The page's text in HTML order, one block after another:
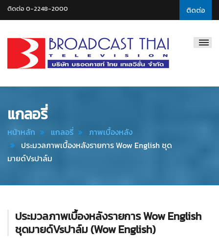
ติดต่อ
ติดต่อ 0-2248-2000
Thai
แกลอรี่
หน้าหลัก แกลอรี่
ภาพเบื้องหลัง
ประมวลภาพเบื้องหลังรายการ Wow English ชุด
มายด์Vsปาล์ม
ประมวลภาพเบื้องหลังรายการ Wow English
ชุดมายด์Vsปาล์ม (Wow English)